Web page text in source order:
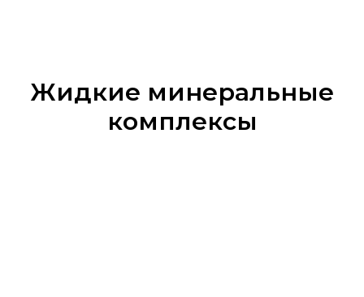
Жидкие минеральные
комплексы